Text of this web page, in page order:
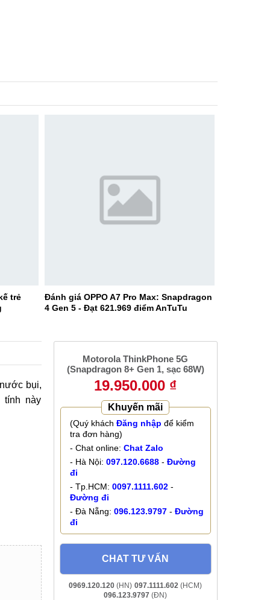
trẻ
Đánh giá OPPO A7 Pro Max: Snapdragon
4 Gen 5 - Đạt 621.969 điểm AnTuTu
bụi,
tính này
Motorola ThinkPhone 5G
(Snapdragon 8+ Gen 1, sạc 68W)
19.950.000 ₫
Khuyến mãi
(Quý khách Đăng nhập để kiểm
tra đơn hàng)
- Chat online: Chat Zalo
- Hà Nội: 097.120.6688- Đường
đi
- Tp.HCM: 0097.1111.602-
Đường đi
- Đà Nẵng: 096.123.9797- Đường
đi
CHAT TƯ VẤN
0969.120.120 (HN) 097.1111.602 (HCM)
096.123.9797 (ĐN)